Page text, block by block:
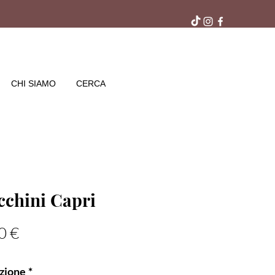
gratuito in negozio
CHI SIAMO CERCA
Capri
€Prezzo
*